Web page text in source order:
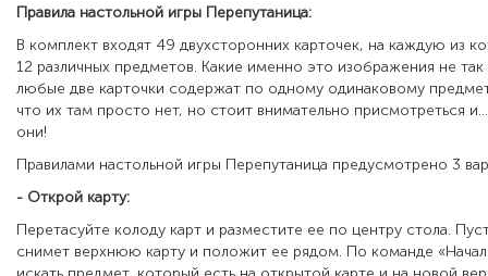
Правила настольной игры Перепутаница:
В комплект входят 49 двухсторонних карточек, на каждую из
12 различных предметов. Какие именно это изображения не так
любые две карточки содержат по одному одинаковому
что их там просто нет, но стоит внимательно присмотреться
они!
Правилами настольной игры Перепутаница предусмотрено 3
- Открой карту:
Перетасуйте колоду карт и разместите ее по центру стола.
снимет верхнюю карту и положит ее рядом. По команде